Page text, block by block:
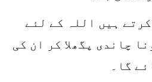
ہیں اللہ کے لئے
چاندی پگھلا کر ان کی
گا۔